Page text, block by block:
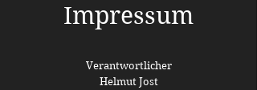
Impressum
Verantwortlicher
Helmut Jost